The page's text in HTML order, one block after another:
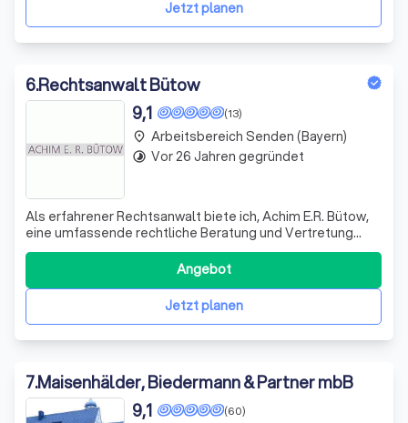
Jetzt planen
6.Rechtsanwalt Bütow
(13)
9,1
Als erfahrener Rechtsanwalt biete ich, Achim E.R. Bütow,
eine umfassende rechtliche Beratung und Vertretung
überwiegend in den Rechtsgebieten des
Arzthaftungsrechts, Medizinrechts und Arbeitsrechts an.
Weitere Fälle mit medizinrechtlichem Bezug, wie
sozialrechtliche Verfahren mit medizinischem Kern
Jetzt planen
Angebot
place Arbeitsbereich Senden (Bayern)
timelapse Vor 26 Jahren gegründet
7.Maisenhälder, Biedermann & Partner mbB
(60)
9,1